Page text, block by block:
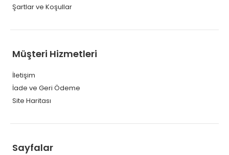
Şartlar ve Koşullar
Müşteri Hizmetleri
İletişim
İade ve Geri Ödeme
Site Haritası
Sayfalar